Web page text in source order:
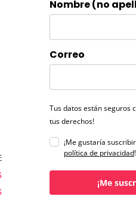
Nombre (no
Correo
Tus datos están seguros
tus derechos!
¡Me gustaría
política de privacidad!
¡Me